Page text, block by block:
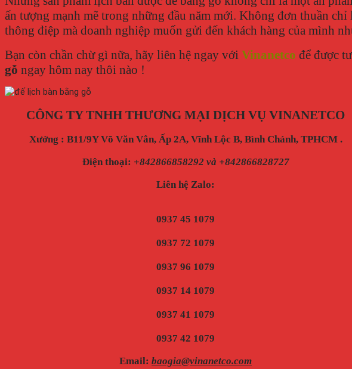
ấn tượng mạnh mẽ trong những đầu năm mới. Không đơn thuần
thông điệp mà doanh nghiệp muốn gửi đến khách hàng của mình
Bạn còn chần chừ gì nữa, hãy liên hệ ngay với Vinanetco để được
gỗ ngay hôm nay thôi nào !
CÔNG TY TNHH THƯƠNG MẠI DỊCH VỤ VINANETCO
Xưởng : B11/9Y Võ Văn Vân, Ấp 2A, Vĩnh Lộc B, Bình Chánh, TPHCM .
Điện thoại: +842866858292 và +842866828727
Liên hệ Zalo:
0937 45 1079
0937 72 1079
0937 96 1079
0937 14 1079
0937 41 1079
0937 42 1079
Email: baogia@vinanetco.com